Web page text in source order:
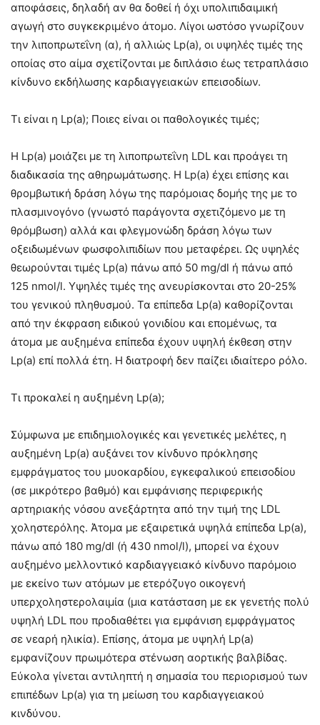
αποφάσεις, δηλαδή αν θα δοθεί ή όχι υπολιπιδαιμική
αγωγή στο συγκεκριμένο άτομο. Λίγοι ωστόσο γνωρίζουν
την λιποπρωτεΐνη (α), ή αλλιώς Lp(a), οι υψηλές τιμές της
οποίας στο αίμα σχετίζονται με διπλάσιο έως τετραπλάσιο
κίνδυνο εκδήλωσης καρδιαγγειακών επεισοδίων.
Τι είναι η Lp(a); Ποιες είναι οι παθολογικές τιμές;
H Lp(a) μοιάζει με τη λιποπρωτεΐνη LDL και προάγει τη
διαδικασία της αθηρωμάτωσης. Η Lp(a) έχει επίσης και
θρομβωτική δράση λόγω της παρόμοιας δομής της με το
πλασμινογόνο (γνωστό παράγοντα σχετιζόμενο με τη
θρόμβωση) αλλά και φλεγμονώδη δράση λόγω των
οξειδωμένων φωσφολιπιδίων που μεταφέρει. Ως υψηλές
θεωρούνται τιμές Lp(a) πάνω από 50 mg/dl ή πάνω από
125 nmol/l. Υψηλές τιμές της ανευρίσκονται στο 20-25%
του γενικού πληθυσμού. Τα επίπεδα Lp(a) καθορίζονται
από την έκφραση ειδικού γονιδίου και επομένως, τα
άτομα με αυξημένα επίπεδα έχουν υψηλή έκθεση στην
Lp(a) επί πολλά έτη. Η διατροφή δεν παίζει ιδιαίτερο ρόλο.
Τι προκαλεί η αυξημένη Lp(a);
Σύμφωνα με επιδημιολογικές και γενετικές μελέτες, η
αυξημένη Lp(a) αυξάνει τον κίνδυνο πρόκλησης
εμφράγματος του μυοκαρδίου, εγκεφαλικού επεισοδίου
(σε μικρότερο βαθμό) και εμφάνισης περιφερικής
αρτηριακής νόσου ανεξάρτητα από την τιμή της LDL
χοληστερόλης. Άτομα με εξαιρετικά υψηλά επίπεδα Lp(a),
πάνω από 180 mg/dl (ή 430 nmol/l), μπορεί να έχουν
αυξημένο μελλοντικό καρδιαγγειακό κίνδυνο παρόμοιο
με εκείνο των ατόμων με ετερόζυγο οικογενή
υπερχοληστερολαιμία (μια κατάσταση με εκ γενετής πολύ
υψηλή LDL που προδιαθέτει για εμφάνιση εμφράγματος
σε νεαρή ηλικία). Επίσης, άτομα με υψηλή Lp(a)
εμφανίζουν πρωιμότερα στένωση αορτικής βαλβίδας.
Εύκολα γίνεται αντιληπτή η σημασία του περιορισμού των
επιπέδων Lp(a) για τη μείωση του καρδιαγγειακού
κινδύνου.